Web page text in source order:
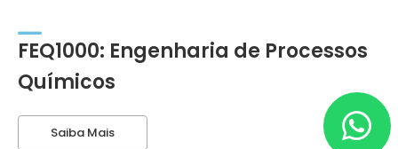
FEQ1000: Engenharia de Processos
Químicos
Saiba Mais